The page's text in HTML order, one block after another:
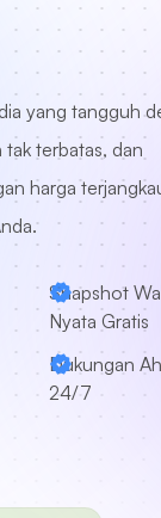
yang tangguh
terbatas, dan
harga
Snapshot
Nyata Gratis
Dukungan
24/7